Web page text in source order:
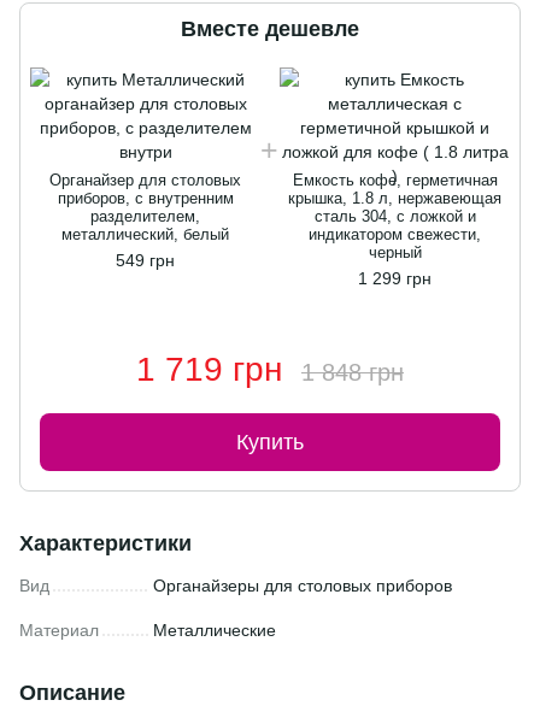
Вместе дешевле
Органайзер для столовых
приборов, с внутренним
разделителем,
металлический, белый
549 грн
Емкость кофе, герметичная
крышка, 1.8 л, нержавеющая
сталь 304, с ложкой и
индикатором свежести,
черный
1 299 грн
1 719 грн 1 848 грн
Купить
Характеристики
Вид Органайзеры для столовых приборов
Материал Металлические
Описание